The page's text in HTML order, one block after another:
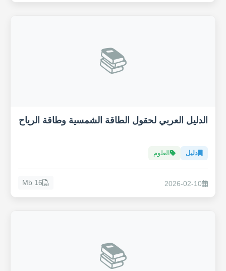
📚
الدليل العربي لحقول الطاقة الشمسية وطاقة الرياح
دليل العلوم
2026-02-10
16 Mb
📚